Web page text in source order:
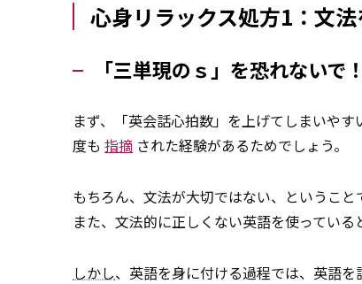
心身リラックス処方1：文
「三単現のｓ」を恐れないで！
まず、「英会話心拍数」を上げてしまいや
度も 指摘 された経験があるためでしょう。
もちろん、文法が大切ではない、ということ
また、文法的に正しくない英語を使ってい
しかし、英語を身に付ける過程では、英語